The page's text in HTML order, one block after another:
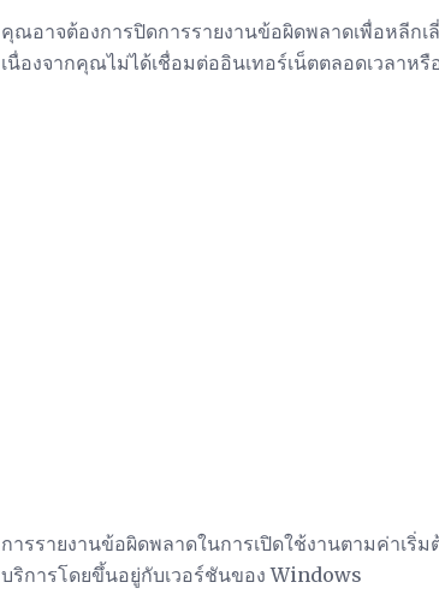
คุณอาจต้องการปิดการรายงานข้อผิดพลาดเพื่อหลีก
เนื่องจากคุณไม่ได้เชื่อมต่ออินเทอร์เน็ตตลอดเวลาห
การรายงานข้อผิดพลาดในการเปิดใช้งานตามค่าเ
บริการโดยขึ้นอยู่กับเวอร์ชันของ Windows